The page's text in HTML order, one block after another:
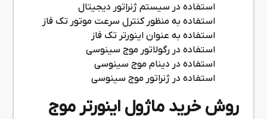
استفاده در سیستم ژنراتور دیجیتال
استفاده به منظور کنترل سرعت موتور تک فاز
استفاده به عنوان اینورتر تک فاز
استفاده در رگولاتور موج سینوسی
استفاده در دینام موج سینوسی
استفاده در ژنراتور موج سینوسی
روش خرید ماژول اینورتر موج